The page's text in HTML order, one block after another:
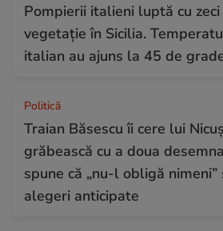
Pompierii italieni luptă cu
vegetație în Sicilia.
italian au ajuns la 45 de
Politică
Traian Băsescu îi cere lui
grăbească cu a doua
spune că „nu-l obligă nimeni”
alegeri anticipate